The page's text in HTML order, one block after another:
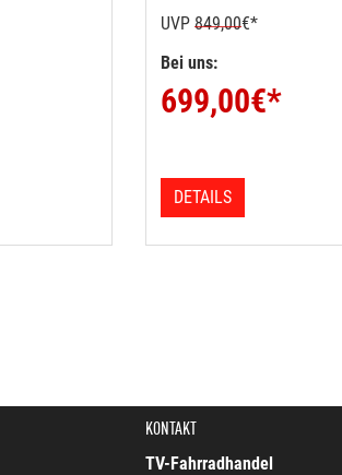
UVP 849,00€*
Bei uns:
699,00€*
DETAILS
KONTAKT
TV-Fahrradhandel